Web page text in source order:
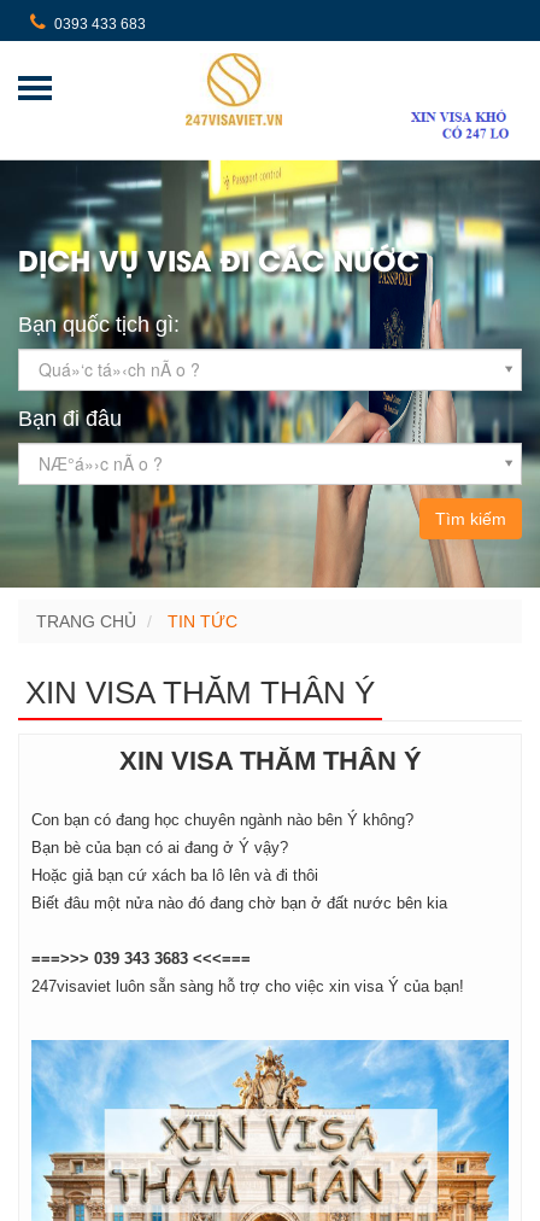
0393 433 683
DỊCH VỤ VISA ĐI CÁC NƯỚC
Bạn quốc tịch gì:
Quá»‘c tá»‹ch nÃ o ?
Bạn đi đâu
NÆ°á»›c nÃ o ?
Tìm kiếm
TRANG CHỦ TIN TỨC
XIN VISA THĂM THÂN Ý
XIN VISA THĂM THÂN Ý
Con bạn có đang học chuyên ngành nào bên Ý không?
Bạn bè của bạn có ai đang ở Ý vậy?
Hoặc giả bạn cứ xách ba lô lên và đi thôi
Biết đâu một nửa nào đó đang chờ bạn ở đất nước bên kia
===>>> 039 343 3683 <<<===
247visaviet luôn sẵn sàng hỗ trợ cho việc xin visa Ý của bạn!